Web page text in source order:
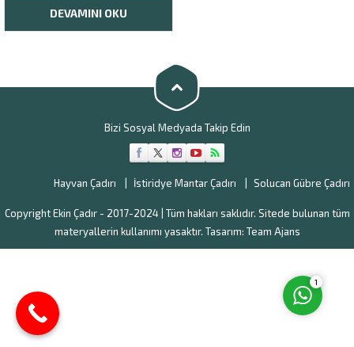
koşulları da eklendiği zaman
değişik meyve ve sebzelerin
DEVAMINI OKU
Bizi Sosyal Medyada Takip Edin
Hayvan Çadırı İstiridye Mantar Çadırı Solucan Gübre Çadırı
Copyright Ekin Çadır - 2017-2024 | Tüm hakları saklıdır. Sitede bulunan tüm
materyallerin kullanımı yasaktır. Tasarım: Team Ajans
Cevap Yaz
1